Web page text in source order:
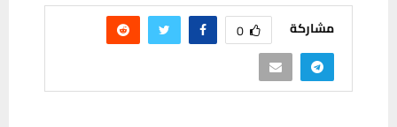
مشاركة 0